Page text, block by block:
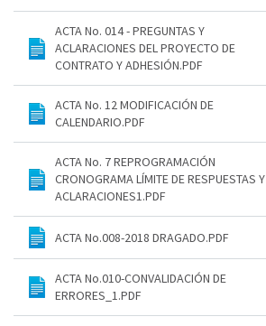
ACTA No. 014 - PREGUNTAS Y
ACLARACIONES DEL PROYECTO DE
CONTRATO Y ADHESIÓN.PDF
ACTA No. 12 MODIFICACIÓN DE
CALENDARIO.PDF
ACTA No. 7 REPROGRAMACIÓN
CRONOGRAMA LÍMITE DE RESPUESTAS Y
ACLARACIONES1.PDF
ACTA No.008-2018 DRAGADO.PDF
ACTA No.010-CONVALIDACIÓN DE
ERRORES_1.PDF